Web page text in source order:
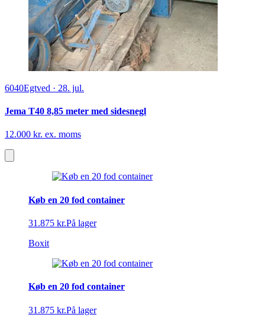
6040Egtved · 28. jul.
Jema T40 8,85 meter med sidesnegl
12.000 kr. ex. moms
Køb en 20 fod container
31.875 kr.På lager
Boxit
Køb en 20 fod container
31.875 kr.På lager